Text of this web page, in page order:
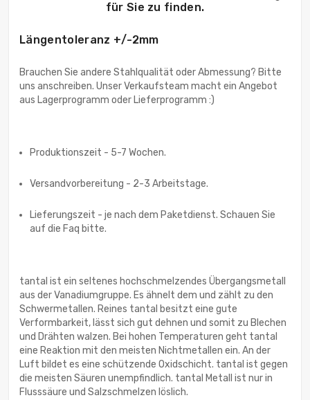
für Sie zu finden.
Längentoleranz +/-2mm
Brauchen Sie andere Stahlqualität oder Abmessung? Bitte
uns anschreiben. Unser Verkaufsteam macht ein Angebot
aus Lagerprogramm oder Lieferprogramm :)
Produktionszeit - 5-7 Wochen.
Versandvorbereitung - 2-3 Arbeitstage.
Lieferungszeit - je nach dem Paketdienst. Schauen Sie
auf die Faq bitte.
tantal ist ein seltenes hochschmelzendes Übergangsmetall
aus der Vanadiumgruppe. Es ähnelt dem und zählt zu den
Schwermetallen. Reines tantal besitzt eine gute
Verformbarkeit, lässt sich gut dehnen und somit zu Blechen
und Drähten walzen. Bei hohen Temperaturen geht tantal
eine Reaktion mit den meisten Nichtmetallen ein. An der
Luft bildet es eine schützende Oxidschicht. tantal ist gegen
die meisten Säuren unempfindlich. tantal Metall ist nur in
Flusssäure und Salzschmelzen löslich.